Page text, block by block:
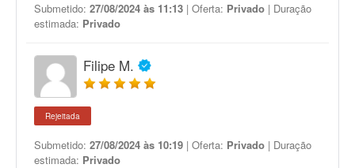
Submetido: 27/08/2024 às 11:13 | Oferta: Privado | Duração
estimada: Privado
Filipe M.
Rejeitada
Submetido: 27/08/2024 às 10:19 | Oferta: Privado | Duração
estimada: Privado